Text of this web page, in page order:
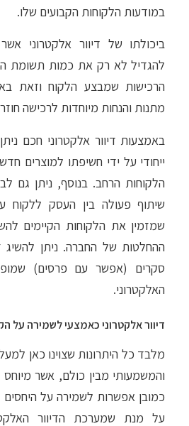
במודעות הלקוחות הקבועים שלו.
ביכולתו של דיוור אלקטרוני
להגדיל לא רק את כמות תשומת
הרכישות שמבצע הלקוח וזאת
מתנות והנחות מיוחדות לרכישה
באמצעות דיוור אלקטרוני חכם
ייחודי על ידי חשיפתו למוצרים
הלקוחות הרחב. בנוסף, ניתן גם
שיתוף פעולה בין העסק ללקוח
שמזמין את הלקוחות הקיימים
ההחלטות של החברה. ניתן
סקרים (אפשר עם פרסים)
האלקטרוני.
דיוור אלקטרוני כאמצעי לשמירה על
מלבד כל היתרונות שצוינו כאן
והמשמעותי מבין כולם, אשר מיוחס
כמובן אפשרות לשמירה על
על מנת שמערכת הדיוור